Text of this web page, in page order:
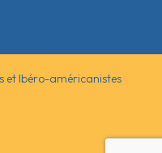
et Ibéro-américanistes